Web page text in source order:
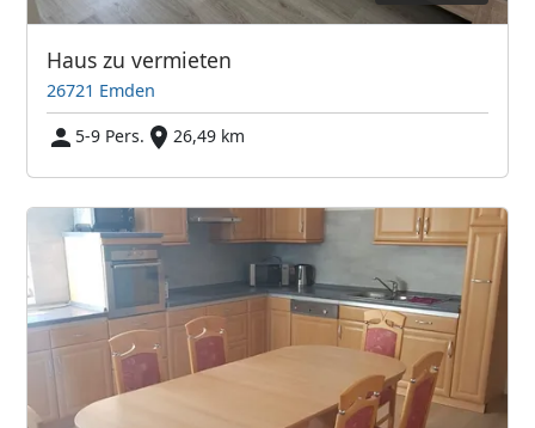
Haus zu vermieten
26721 Emden
5-9 Pers.
26,49 km